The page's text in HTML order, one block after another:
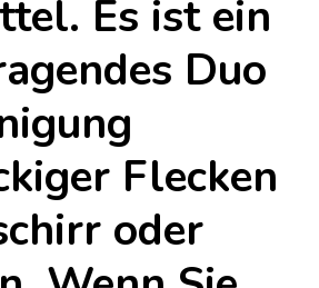
Es ist ein
Duo
Flecken
oder